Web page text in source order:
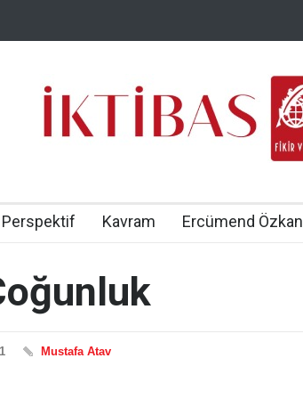
Perspektif Kavram Ercümend Özkan
Mustafa Atav